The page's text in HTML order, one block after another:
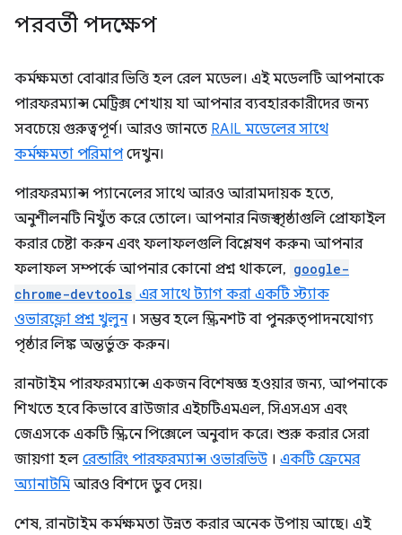
পরবর্তী পদক্ষেপ
কর্মক্ষমতা বোঝার ভিত্তি হল রেল মডেল। এই মডেলটি আপনাকে
পারফরম্যান্স মেট্রিক্স শেখায় যা আপনার ব্যবহারকারীদের জন্য
সবচেয়ে গুরুত্বপূর্ণ। আরও জানতে RAIL মডেলের সাথে
কর্মক্ষমতা পরিমাপদেখুন।
পারফরম্যান্স প্যানেলের সাথে আরও আরামদায়ক হতে,
অনুশীলনটি নিখুঁত করে তোলে। আপনার নিজস্ব পৃষ্ঠাগুলি প্রোফাইল
করার চেষ্টা করুন এবং ফলাফলগুলি বিশ্লেষণ করুন৷ আপনার
ফলাফল সম্পর্কে আপনার কোনো প্রশ্ন থাকলে, google-
chrome-devtools এর সাথে ট্যাগ করা একটি স্ট্যাক
ওভারফ্লো প্রশ্ন খুলুন। সম্ভব হলে স্ক্রিনশট বা পুনরুত্পাদনযোগ্য
পৃষ্ঠার লিঙ্ক অন্তর্ভুক্ত করুন।
রানটাইম পারফরম্যান্সে একজন বিশেষজ্ঞ হওয়ার জন্য, আপনাকে
শিখতে হবে কিভাবে ব্রাউজার এইচটিএমএল, সিএসএস এবং
জেএসকে একটি স্ক্রিনে পিক্সেলে অনুবাদ করে। শুরু করার সেরা
জায়গা হল রেন্ডারিং পারফরম্যান্স ওভারভিউ। একটি ফ্রেমের
অ্যানাটমি আরও বিশদে ডুব দেয়।
শেষ, রানটাইম কর্মক্ষমতা উন্নত করার অনেক উপায় আছে। এই